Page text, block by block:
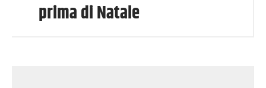
prima di Natale